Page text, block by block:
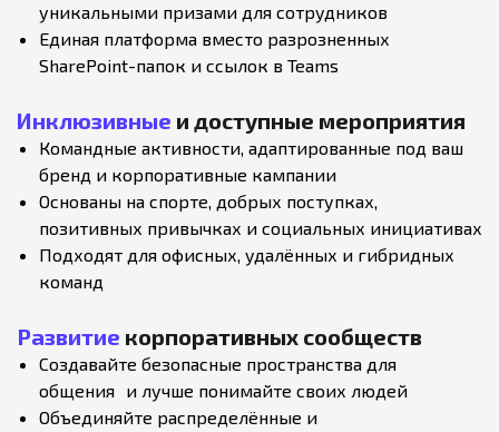
уникальными призами для сотрудников
Единая платформа вместо разрозненных
SharePoint-папок и ссылок в Teams
Инклюзивные и доступные мероприятия
Командные активности, адаптированные под ваш
бренд и корпоративные кампании
Основаны на спорте, добрых поступках,
позитивных привычках и социальных инициативах
Подходят для офисных, удалённых и гибридных
команд
Развитие корпоративных сообществ
Создавайте безопасные пространства для
общения и лучше понимайте своих людей
Объединяйте распределённые и